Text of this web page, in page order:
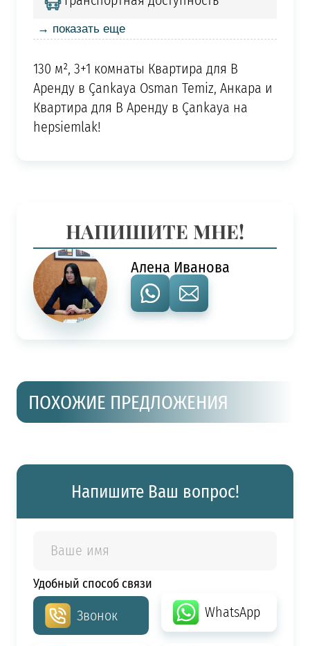
→ показать еще
130 м², 3+1 комнаты Квартира для В
Аренду в Çankaya Osman Temiz, Анкара и
Квартира для В Аренду в Çankaya на
hepsiemlak!
НАПИШИТЕ МНЕ!
Алена Иванова
ПОХОЖИЕ ПРЕДЛОЖЕНИЯ
Напишите Ваш вопрос!
Удобный способ связи
Звонок WhatsApp